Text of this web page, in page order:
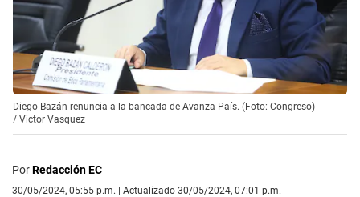
Diego Bazán renuncia a la bancada de Avanza País. (Foto: Congreso)
/ Victor Vasquez
PorRedacción EC
30/05/2024, 05:55 p.m. | Actualizado 30/05/2024, 07:01 p.m.